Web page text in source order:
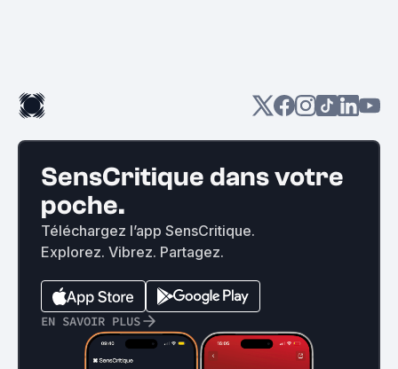
SensCritique dans votre
poche.
Téléchargez l’app SensCritique.
Explorez. Vibrez. Partagez.
EN SAVOIR PLUS